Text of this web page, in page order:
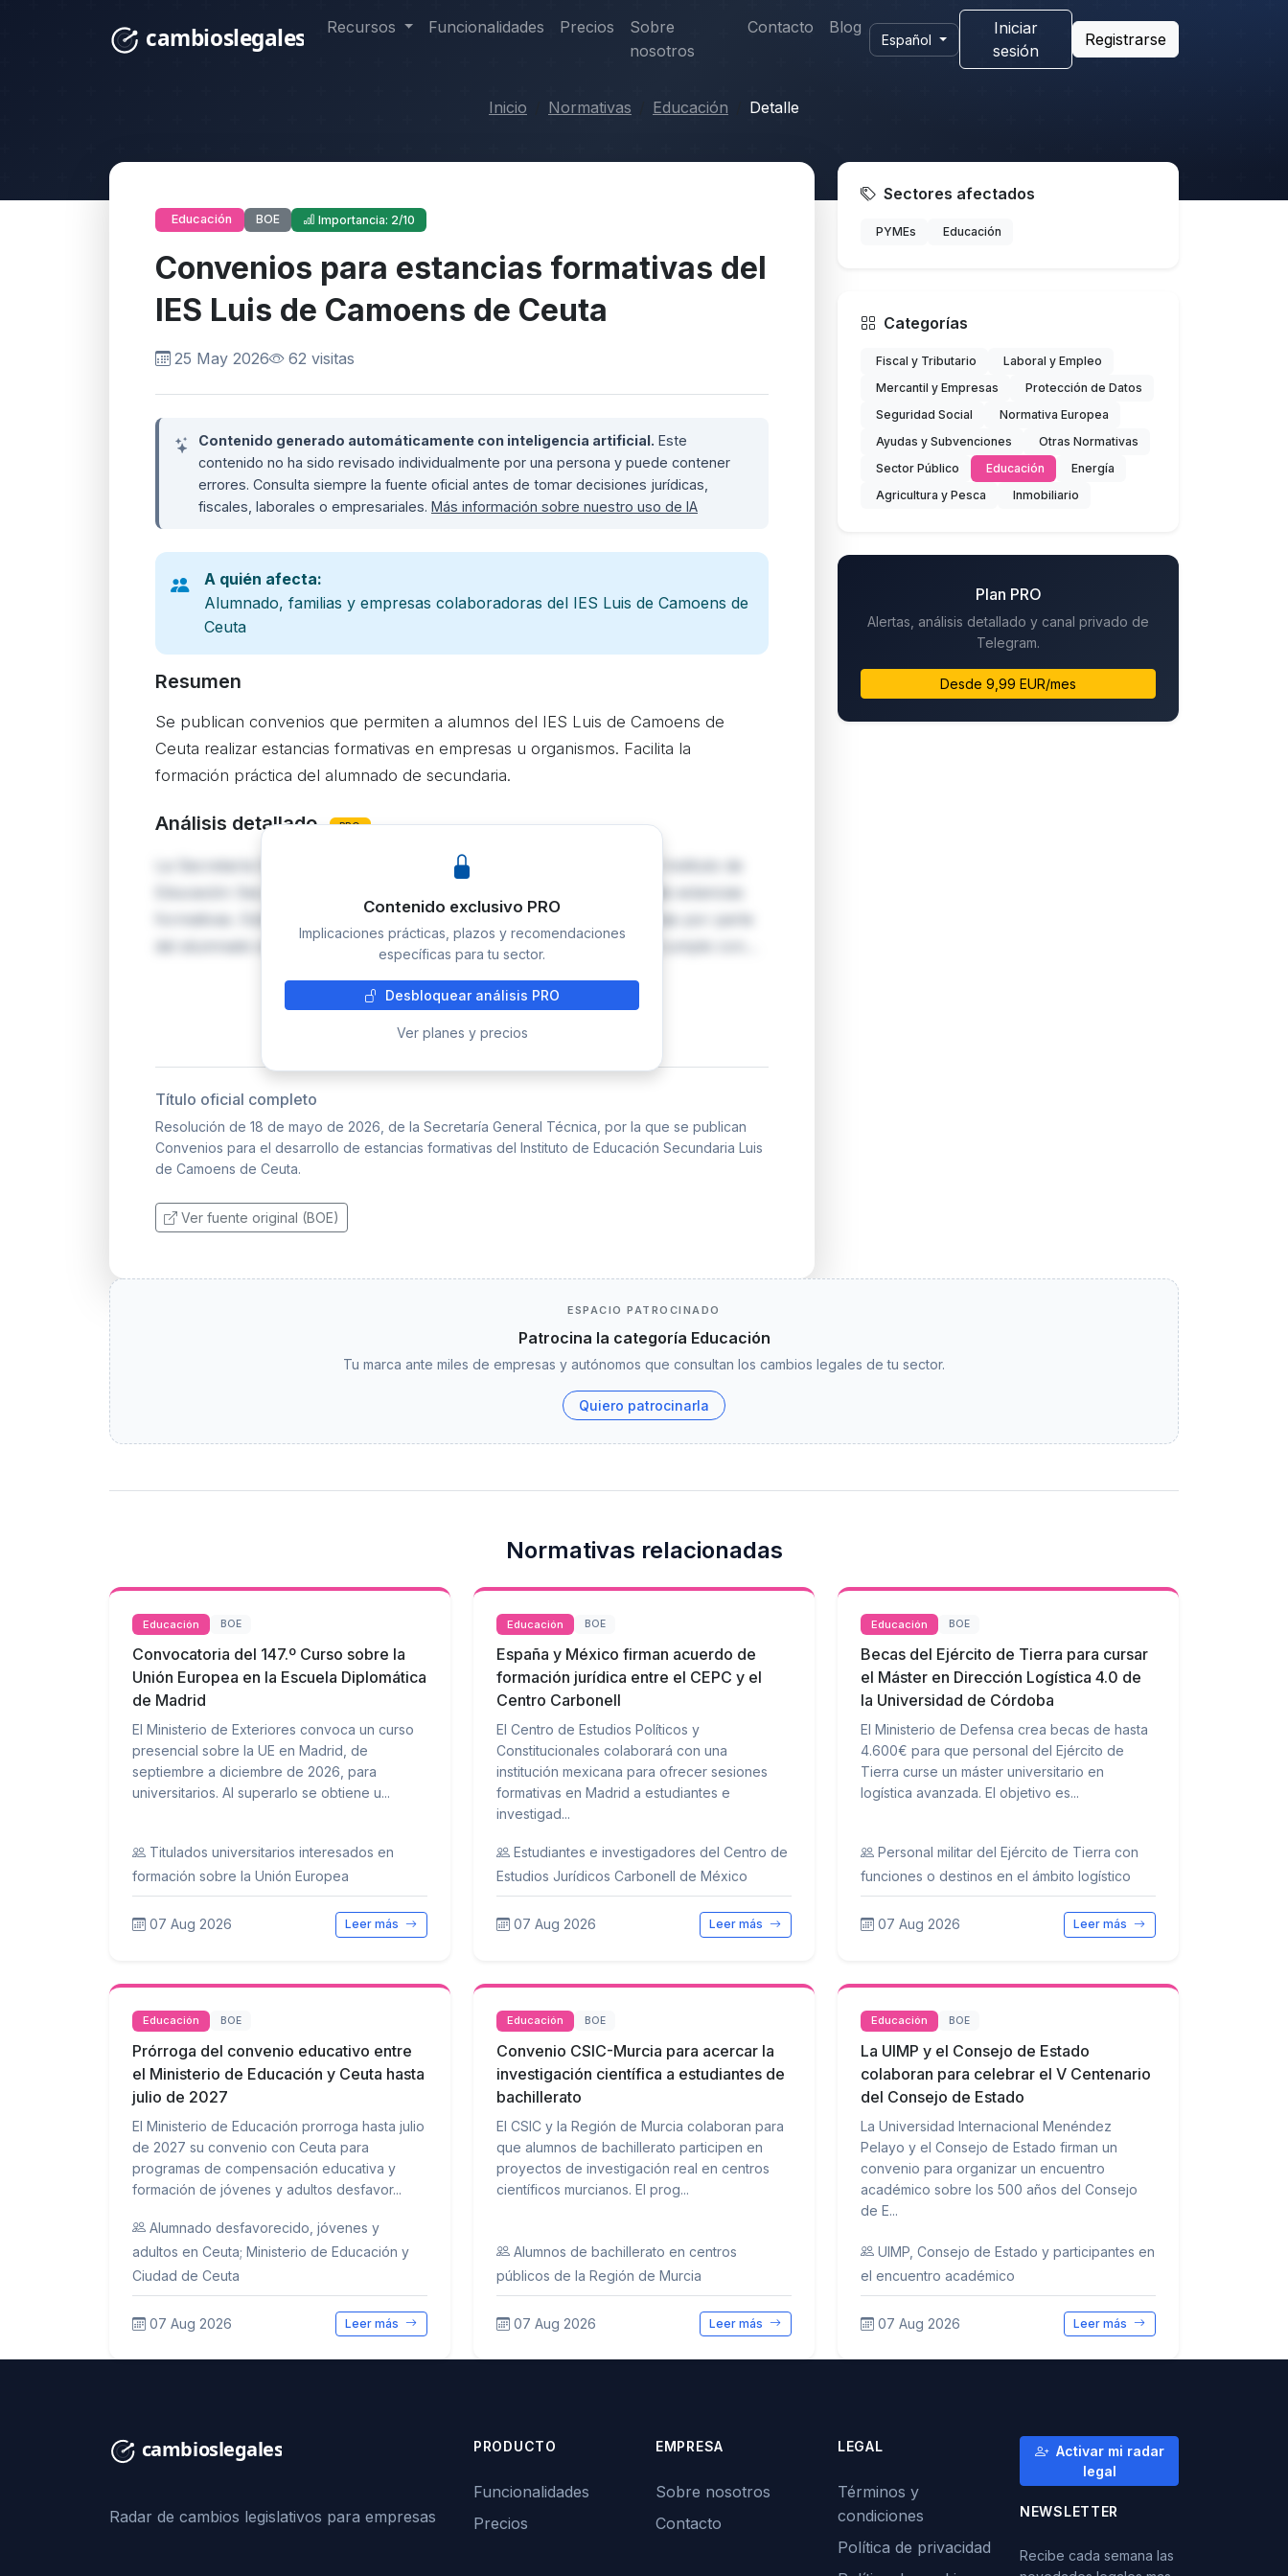
Recursos Funcionalidades Precios
Sobre
nosotros
Contacto Blog
Español
Iniciar
sesión
Registrarse
Inicio Normativas Educación Detalle
Educación BOE Importancia: 2/10
Convenios para estancias formativas del
IES Luis de Camoens de Ceuta
25 May 2026 62 visitas
Contenido generado automáticamente con inteligencia artificial. Este
contenido no ha sido revisado individualmente por una persona y puede contener
errores. Consulta siempre la fuente oficial antes de tomar decisiones jurídicas,
fiscales, laborales o empresariales. Más información sobre nuestro uso de IA
A quién afecta:
Alumnado, familias y empresas colaboradoras del IES Luis de Camoens de
Ceuta
Resumen
Se publican convenios que permiten a alumnos del IES Luis de Camoens de
Ceuta realizar estancias formativas en empresas u organismos. Facilita la
formación práctica del alumnado de secundaria.
Análisis detallado PRO
La Secretaría General Técnica publica los convenios suscritos por el Instituto de
Educación Secundaria Luis de Camoens de Ceuta para el desarrollo de estancias
formativas. Estos acuerdos habilitan la realización de prácticas externas por parte
del alumnado en entidades colaboradoras. Su publicación en el BOE cumple con…
Contenido exclusivo PRO
Implicaciones prácticas, plazos y recomendaciones
específicas para tu sector.
Desbloquear análisis PRO
Ver planes y precios
Título oficial completo
Resolución de 18 de mayo de 2026, de la Secretaría General Técnica, por la que se publican
Convenios para el desarrollo de estancias formativas del Instituto de Educación Secundaria Luis
de Camoens de Ceuta.
Ver fuente original (BOE)
Sectores afectados
PYMEs Educación
Categorías
Fiscal y Tributario
Laboral y Empleo
Mercantil y Empresas
Protección de Datos
Seguridad Social
Normativa Europea
Ayudas y Subvenciones
Otras Normativas
Sector Público
Educación
Energía
Agricultura y Pesca
Inmobiliario
Plan PRO
Alertas, análisis detallado y canal privado de
Telegram.
Desde 9,99 EUR/mes
ESPACIO PATROCINADO
Patrocina la categoría Educación
Tu marca ante miles de empresas y autónomos que consultan los cambios legales de tu sector.
Quiero patrocinarla
Normativas relacionadas
Educación BOE
Convocatoria del 147.º Curso sobre la
Unión Europea en la Escuela Diplomática
de Madrid
El Ministerio de Exteriores convoca un curso
presencial sobre la UE en Madrid, de
septiembre a diciembre de 2026, para
universitarios. Al superarlo se obtiene u...
Titulados universitarios interesados en
formación sobre la Unión Europea
07 Aug 2026 Leer más
Educación BOE
España y México firman acuerdo de
formación jurídica entre el CEPC y el
Centro Carbonell
El Centro de Estudios Políticos y
Constitucionales colaborará con una
institución mexicana para ofrecer sesiones
formativas en Madrid a estudiantes e
investigad...
Estudiantes e investigadores del Centro de
Estudios Jurídicos Carbonell de México
07 Aug 2026 Leer más
Educación BOE
Becas del Ejército de Tierra para cursar
el Máster en Dirección Logística 4.0 de
la Universidad de Córdoba
El Ministerio de Defensa crea becas de hasta
4.600€ para que personal del Ejército de
Tierra curse un máster universitario en
logística avanzada. El objetivo es...
Personal militar del Ejército de Tierra con
funciones o destinos en el ámbito logístico
07 Aug 2026 Leer más
Educación BOE
Prórroga del convenio educativo entre
el Ministerio de Educación y Ceuta hasta
julio de 2027
El Ministerio de Educación prorroga hasta julio
de 2027 su convenio con Ceuta para
programas de compensación educativa y
formación de jóvenes y adultos desfavor...
Alumnado desfavorecido, jóvenes y
adultos en Ceuta; Ministerio de Educación y
Ciudad de Ceuta
07 Aug 2026 Leer más
Educación BOE
Convenio CSIC-Murcia para acercar la
investigación científica a estudiantes de
bachillerato
El CSIC y la Región de Murcia colaboran para
que alumnos de bachillerato participen en
proyectos de investigación real en centros
científicos murcianos. El prog...
Alumnos de bachillerato en centros
públicos de la Región de Murcia
07 Aug 2026 Leer más
Educación BOE
La UIMP y el Consejo de Estado
colaboran para celebrar el V Centenario
del Consejo de Estado
La Universidad Internacional Menéndez
Pelayo y el Consejo de Estado firman un
convenio para organizar un encuentro
académico sobre los 500 años del Consejo
de E...
UIMP, Consejo de Estado y participantes en
el encuentro académico
07 Aug 2026 Leer más
Radar de cambios legislativos para empresas
PRODUCTO
Funcionalidades
Precios
EMPRESA
Sobre nosotros
Contacto
LEGAL
Términos y
condiciones
Política de privacidad
Activar mi radar
legal
NEWSLETTER
Recibe cada semana las